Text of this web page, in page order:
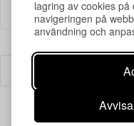
lagring av cookies
navigeringen på
användning och